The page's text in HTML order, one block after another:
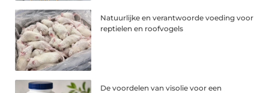
Natuurlijke en verantwoorde voeding voor
reptielen en roofvogels
De voordelen van visolie voor een